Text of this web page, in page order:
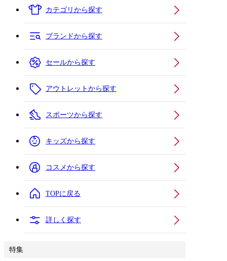
カテゴリから探す
ブランドから探す
セールから探す
アウトレットから探す
スポーツから探す
キッズから探す
コスメから探す
TOPに戻る
詳しく探す
特集